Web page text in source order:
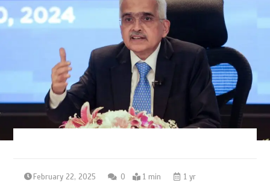
February 22, 2025 0 1 min 1 yr